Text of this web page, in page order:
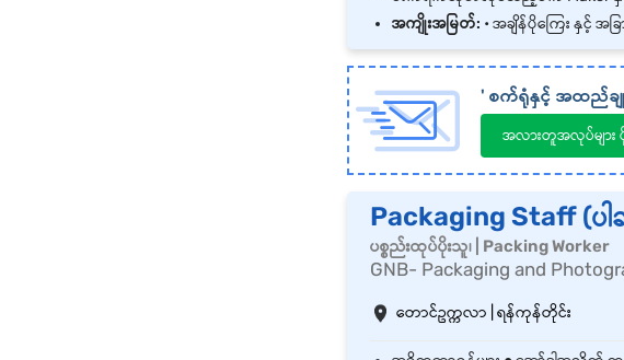
အကျိုးအမြတ်: • အချိန်ပိုကြေး နှင့် အခြားထော
' စက်ရုံနှင့် အထည်ခ
အလားတူအလုပ်များ
Packaging Staff (
ပစ္စည်းထုပ်ပိုးသူ၊ | Packing Worker
GNB- Packaging and
တောင်ဥက္ကလာ | ရန်ကုန်တိုင်း